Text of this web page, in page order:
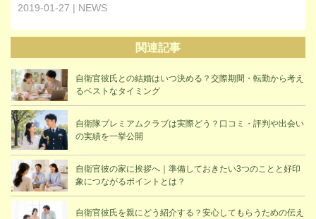
2019-01-27 | NEWS
関連記事
自衛官彼氏との結婚はいつ決める？交際期間・転勤から考え
るベストなタイミング
自衛隊プレミアムクラブは実際どう？口コミ・評判や出会い
の実績を一挙公開
自衛官彼の家に挨拶へ｜準備しておきたい3つのことと好印
象につながるポイントとは？
自衛官彼氏を親にどう紹介する？安心してもらうための伝え